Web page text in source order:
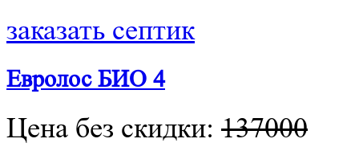
заказать септик
Евролос БИО 4
Цена без скидки: 137000